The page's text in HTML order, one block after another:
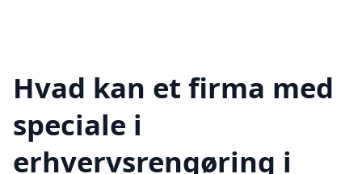
Hvad kan et firma med
speciale i
erhvervsrengøring i